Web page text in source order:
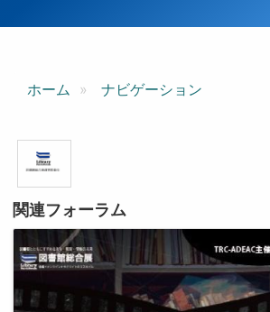
ホーム ナビゲーション
関連フォーラム